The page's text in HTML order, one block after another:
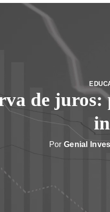
de juros:
Por Genial